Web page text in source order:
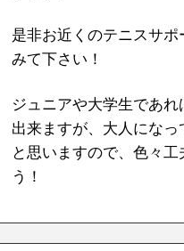
是非お近くのテニスサ
みて下さい！
ジュニアや大学生であ
出来ますが、大人にな
と思いますので、色々
う！